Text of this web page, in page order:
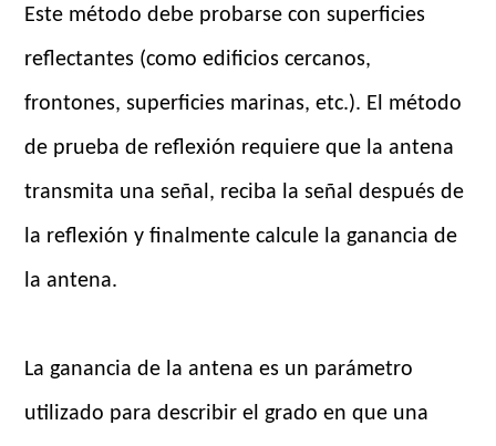
Este método debe probarse con superficies
reflectantes (como edificios cercanos,
frontones, superficies marinas, etc.). El método
de prueba de reflexión requiere que la antena
transmita una señal, reciba la señal después de
la reflexión y finalmente calcule la ganancia de
la antena.
La ganancia de la antena es un parámetro
utilizado para describir el grado en que una